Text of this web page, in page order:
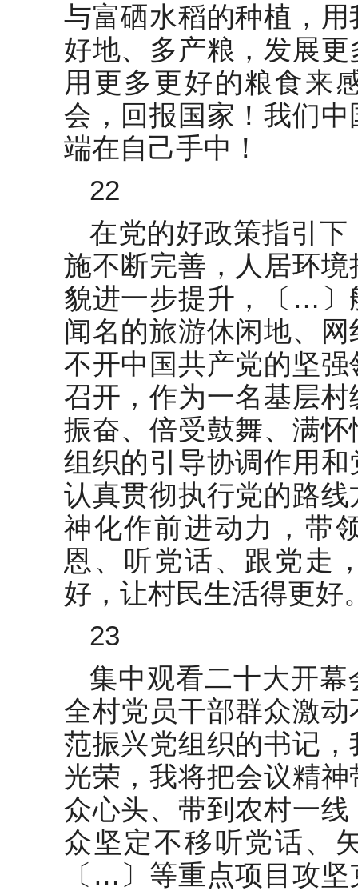
与富硒水稻的种植，
好地、多产粮，发展
用更多更好的粮食来
会，回报国家！我们
端在自己手中！
22
在党的好政策指引
施不断完善，人居环
貌进一步提升，〔…〕
闻名的旅游休闲地、
不开中国共产党的坚
召开，作为一名基层
振奋、倍受鼓舞、满
组织的引导协调作用
认真贯彻执行党的路
神化作前进动力，带
恩、听党话、跟党走
好，让村民生活得更好
23
集中观看二十大开
全村党员干部群众激
范振兴党组织的书记
光荣，我将把会议精
众心头、带到农村一
众坚定不移听党话、
〔…〕等重点项目攻